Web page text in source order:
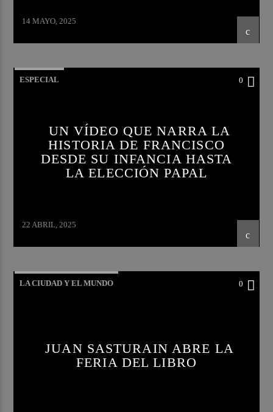
14 MAYO, 2025
ESPECIAL 0
UN VÍDEO QUE NARRA LA
HISTORIA DE FRANCISCO
DESDE SU INFANCIA HASTA
LA ELECCIÓN PAPAL
22 ABRIL, 2025
LA CIUDAD Y EL MUNDO 0
JUAN SASTURAIN ABRE LA
FERIA DEL LIBRO